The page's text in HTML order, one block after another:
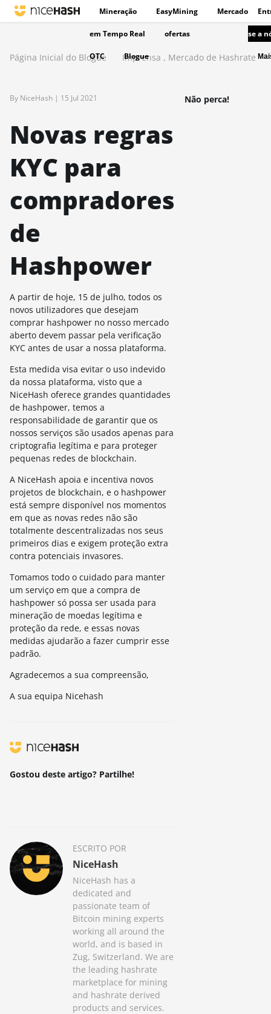
Mineração EasyMining Mercado
em Tempo Real ofertas
OTC Blogue
se a
Página Inicial do Blogue Imprensa , Mercado de Hashrate
By NiceHash | 15 Jul 2021
Novas regras
KYC para
compradores
de
Hashpower
A partir de hoje, 15 de julho, todos os
novos utilizadores que desejam
comprar hashpower no nosso mercado
aberto devem passar pela verificação
KYC antes de usar a nossa plataforma.
Esta medida visa evitar o uso indevido
da nossa plataforma, visto que a
NiceHash oferece grandes quantidades
de hashpower, temos a
responsabilidade de garantir que os
nossos serviços são usados apenas para
criptografia legítima e para proteger
pequenas redes de blockchain.
A NiceHash apoia e incentiva novos
projetos de blockchain, e o hashpower
está sempre disponível nos momentos
em que as novas redes não são
totalmente descentralizadas nos seus
primeiros dias e exigem proteção extra
contra potenciais invasores.
Tomamos todo o cuidado para manter
um serviço em que a compra de
hashpower só possa ser usada para
mineração de moedas legítima e
proteção da rede, e essas novas
medidas ajudarão a fazer cumprir esse
padrão.
Agradecemos a sua compreensão,
A sua equipa Nicehash
Gostou deste artigo? Partilhe!
ESCRITO POR
NiceHash
NiceHash has a
dedicated and
passionate team of
Bitcoin mining experts
working all around the
world, and is based in
Zug, Switzerland. We are
the leading hashrate
marketplace for mining
and hashrate derived
products and services.
Não perca!